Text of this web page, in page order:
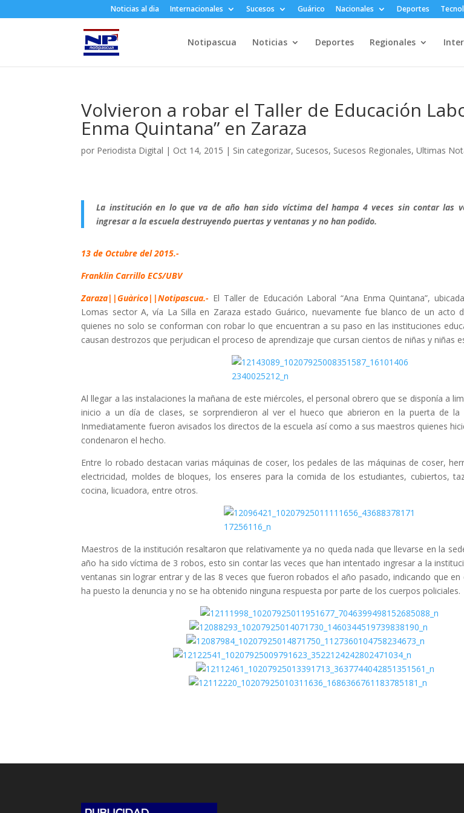
Noticias al dia Internacionales Sucesos Guárico Nacionales Deportes
Notipascua Noticias Deportes Regionales
Volvieron a robar el Taller de Educación
Enma Quintana” en Zaraza
por Periodista Digital | Oct 14, 2015 | Sin categorizar, Sucesos, Sucesos Regionales,Ultimas
La institución en lo que va de año han sido víctima del hampa 4 veces sin contar las
ingresar a la escuela destruyendo puertas y ventanas y no han podido.
13 de Octubre del 2015.-
Franklin Carrillo ECS/UBV
Zaraza||Guàrico||Notipascua.- El Taller de Educación Laboral “Ana Enma Quintana”,
Lomas sector A, vía La Silla en Zaraza estado Guárico, nuevamente fue blanco de un acto
quienes no solo se conforman con robar lo que encuentran a su paso en las instituciones
causan destrozos que perjudican el proceso de aprendizaje que cursan cientos de niñas y niñas
Al llegar a las instalaciones la mañana de este miércoles, el personal obrero que se disponía a
inicio a un día de clases, se sorprendieron al ver el hueco que abrieron en la puerta de la
Inmediatamente fueron avisados los directos de la escuela así como a sus maestros quienes
condenaron el hecho.
Entre lo robado destacan varias máquinas de coser, los pedales de las máquinas de coser,
electricidad, moldes de bloques, los enseres para la comida de los estudiantes, cubiertos,
cocina, licuadora, entre otros.
Maestros de la institución resaltaron que relativamente ya no queda nada que llevarse en la
año ha sido víctima de 3 robos, esto sin contar las veces que han intentado ingresar a la
ventanas sin lograr entrar y de las 8 veces que fueron robados el año pasado, indicando que en
ha puesto la denuncia y no se ha obtenido ninguna respuesta por parte de los cuerpos policiales.